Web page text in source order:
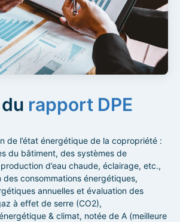
rapport DPE
de l’état énergétique de la copropriété :
du bâtiment, des systèmes de
d’eau chaude, éclairage, etc.,
des consommations énergétiques,
annuelles et évaluation des
à effet de serre (CO2),
& climat, notée de A (meilleure